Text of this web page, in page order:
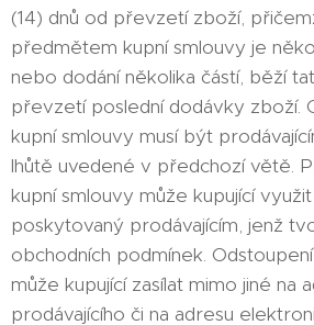
(14) dnů od převzetí zboží,
předmětem kupní smlouvy je
nebo dodání několika částí, běží
převzetí poslední dodávky zboží.
kupní smlouvy musí být
lhůtě uvedené v předchozí větě.
kupní smlouvy může kupující
poskytovaný prodávajícím, jenž
obchodních podmínek.
může kupující zasílat mimo jiné na
prodávajícího či na adresu